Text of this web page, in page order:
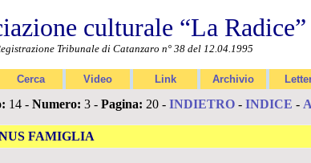
culturale “La Radice”
Tribunale di Catanzaro n° 38 del 12.04.1995
Cerca Video Link Archivio
14 - Numero: 3 - Pagina: 20 - INDIETRO - INDICE -
FAMIGLIA